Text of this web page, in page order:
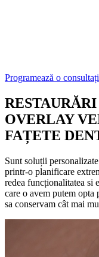
Programează o
OVERLAY
FAȚETE
Sunt soluții
printr-o planificare
redea funcționalitatea si
care o avem putem opta
sa conservam cât mai